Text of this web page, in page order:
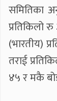
समितिका
प्रतिकिलो
(भारतीय)
तराई
४५ र मकै